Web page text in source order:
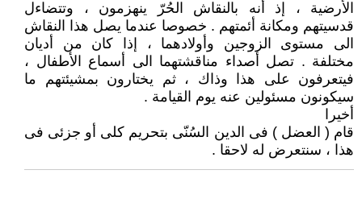
الأرضية ، إذ أنه بالنقاش الحُرّ ينهزمون ، وتتضاءل
قدسيتهم ومكانة أئمتهم . خصوصا عندما يصل هذا النقاش
الى مستوى الزوجين وأولادهما ، إذا كان من أديان
مختلفة . تصل أصداء مناقشتهما الى أسماع الأطفال ،
فيتعرفون على هذا وذاك ، ثم يختارون بمشيئتهم ما
سيكونون مسئولين عنه يوم القيامة .
أخيرا
قام ( العضل ) فى الدين السُنّى بتحريم كلى أو جزئى فى
هذا ، سنتعرض له لاحقا .